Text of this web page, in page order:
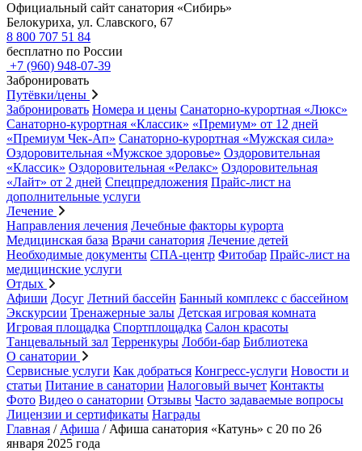
Официальный сайт санатория «Сибирь»
Белокуриха, ул. Славского, 67
8 800 707 51 84
бесплатно по России
+7 (960) 948-07-39
Забронировать
Путёвки/цены
Забронировать Номера и цены Санаторно-курортная «Люкс»
Санаторно-курортная «Классик» «Премиум» от 12 дней
«Премиум Чек-Ап» Санаторно-курортная «Мужская сила»
Оздоровительная «Мужское здоровье» Оздоровительная
«Классик» Оздоровительная «Релакс» Оздоровительная
«Лайт» от 2 дней Спецпредложения Прайс-лист на
дополнительные услуги
Лечение
Направления лечения Лечебные факторы курорта
Медицинская база Врачи санатория Лечение детей
Необходимые документы СПА-центр Фитобар Прайс-лист на
медицинские услуги
Отдых
Афиши Досуг Летний бассейн Банный комплекс с бассейном
Экскурсии Тренажерные залы Детская игровая комната
Игровая площадка Спортплощадка Салон красоты
Танцевальный зал Терренкуры Лобби-бар Библиотека
О санатории
Сервисные услуги Как добраться Конгресс-услуги Новости и
статьи Питание в санатории Налоговый вычет Контакты
Фото Видео о санатории Отзывы Часто задаваемые вопросы
Лицензии и сертификаты Награды
Главная / Афиша / Афиша санатория «Катунь» с 20 по 26
января 2025 года